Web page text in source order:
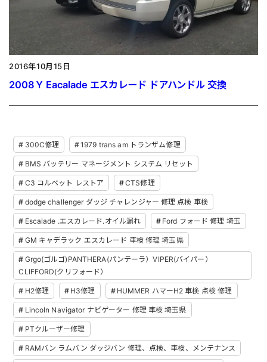
2016年10月15日
2008Ｙ Eacalade エスカレード ドアハンドル 交換
300C修理 1979 trans am トランザム修理
BMS バッテリー マネージメント システム リセット
C3 コルベット レストア CTS修理
dodge challenger ダッジ チャレンジャー 修理 点検 車検
Escalade .エスカレード.オイル漏れ Ford フォード 修理 埼玉
GM キャデラック エスカレード 車検 修理 埼玉県
Grgo(ゴルゴ)PANTHERA(パンテーラ）VIPER(バイパー）
CLIFFORD(クリフォード）
H2修理 H3修理 HUMMER ハマーH2 車検 点検 修理
Lincoln Navigator ナビゲーター 修理 車検 埼玉県
PTクルーザー修理
RAMバン ラムバン ダッジバン 修理、点検、車検、メンテナンス